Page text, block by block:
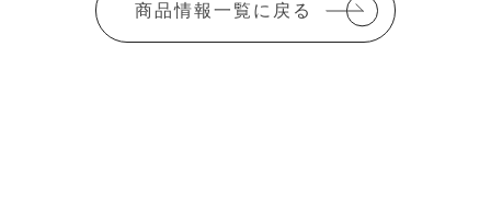
商品情報一覧に戻る